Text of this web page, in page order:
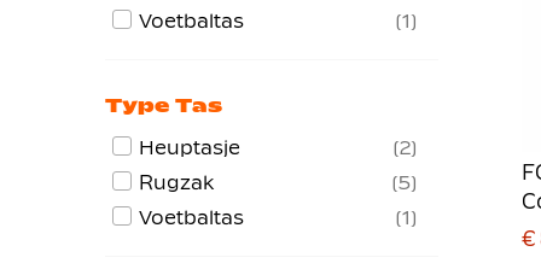
€
Voetbaltas
1
Type Tas
Heuptasje
2
Rugzak
5
Voetbaltas
1